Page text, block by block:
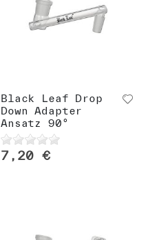
Black Leaf Drop
Down Adapter
Ansatz 90°
7,20 €